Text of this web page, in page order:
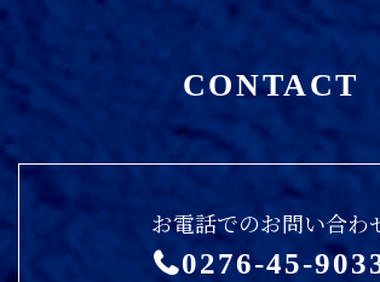
CONTACT
お電話でのお問い合わ
0276-45-